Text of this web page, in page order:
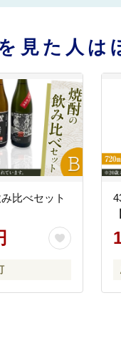
見た人は
比べセット